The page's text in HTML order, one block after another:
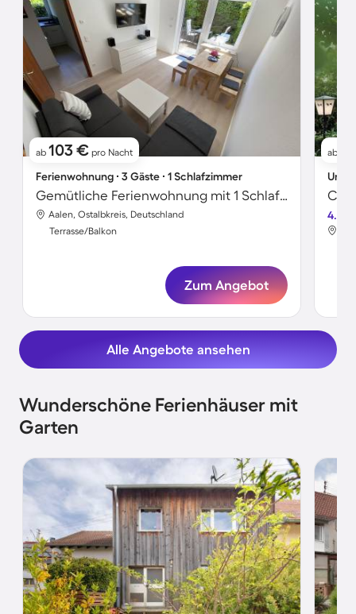
ab 103 € pro Nacht
Ferienwohnung ∙ 3 Gäste ∙ 1 Schlafzimmer
Gemütliche Ferienwohnung mit 1 Schlafzimmer für 3 Personen
Aalen, Ostalbkreis, Deutschland
Terrasse/Balkon
Zum Angebot
ab
4.4
Alle Angebote ansehen
Wunderschöne Ferienhäuser mit
Garten